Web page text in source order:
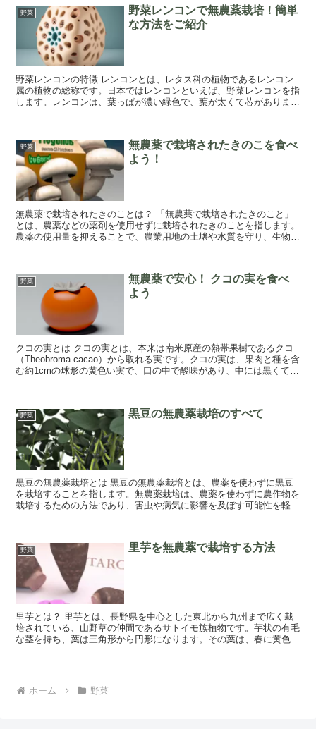
野菜
野菜レンコンで無農薬栽培！簡単
な方法をご紹介
野菜レンコンの特徴 レンコンとは、レタス科の植物であるレンコン
属の植物の総称です。日本ではレンコンといえば、野菜レンコンを指
します。レンコンは、葉っぱが濃い緑色で、葉が太くて芯がありま
野菜
無農薬で栽培されたきのこを食べ
よう！
無農薬で栽培されたきのことは？ 「無農薬で栽培されたきのこと」
とは、農薬などの薬剤を使用せずに栽培されたきのことを指します。
農薬の使用量を抑えることで、農業用地の土壌や水質を守り、生物多
野菜
無農薬で安心！ クコの実を食べ
よう
クコの実とは クコの実とは、本来は南米原産の熱帯果樹であるクコ
（Theobroma cacao）から取れる実です。クコの実は、果肉と種を含
む約1cmの球形の黄色い実で、口の中で酸味があり、中には黒くて甘
野菜 黒豆の無農薬栽培のすべて
黒豆の無農薬栽培とは 黒豆の無農薬栽培とは、農薬を使わずに黒豆
を栽培することを指します。無農薬栽培は、農薬を使わずに農作物を
栽培するための方法であり、害虫や病気に影響を及ぼす可能性を軽減
野菜 里芋を無農薬で栽培する方法
里芋とは？ 里芋とは、長野県を中心とした東北から九州まで広く栽
培されている、山野草の仲間であるサトイモ族植物です。芋状の有毛
な茎を持ち、葉は三角形から円形になります。その葉は、春に黄色花
ホーム 野菜